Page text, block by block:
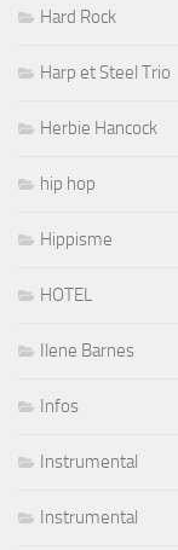
Hard Rock
Harp et Steel Trio
Herbie Hancock
hip hop
Hippisme
HOTEL
Ilene Barnes
Infos
Instrumental
Instrumental